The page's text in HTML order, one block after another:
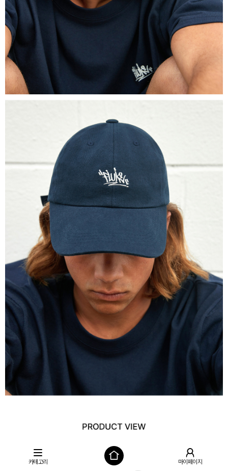
카테고리 마이페이지